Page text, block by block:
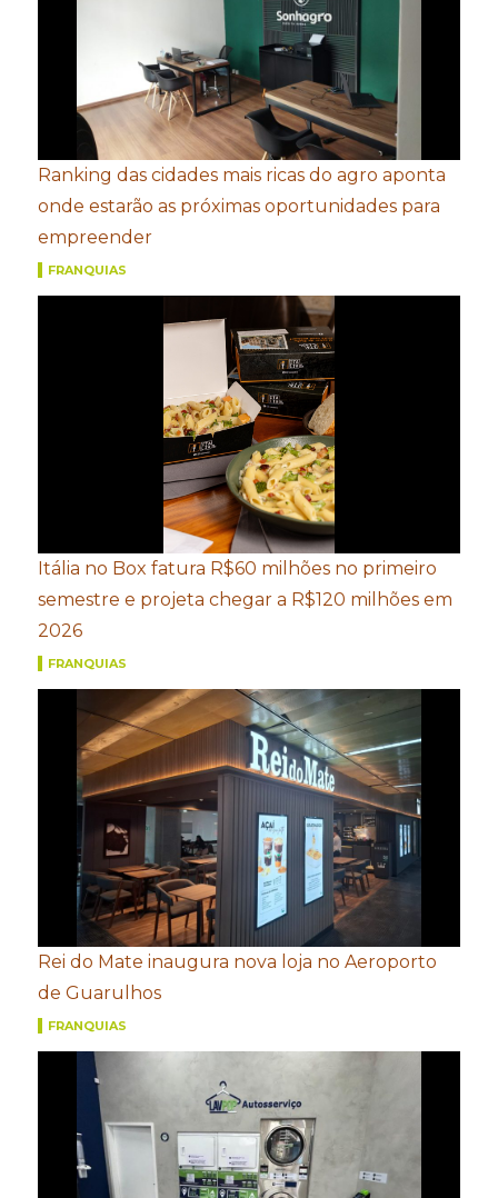
Ranking das cidades mais ricas do agro aponta
onde estarão as próximas oportunidades para
empreender
FRANQUIAS
Itália no Box fatura R$60 milhões no primeiro
semestre e projeta chegar a R$120 milhões em
2026
FRANQUIAS
Rei do Mate inaugura nova loja no Aeroporto
de Guarulhos
FRANQUIAS